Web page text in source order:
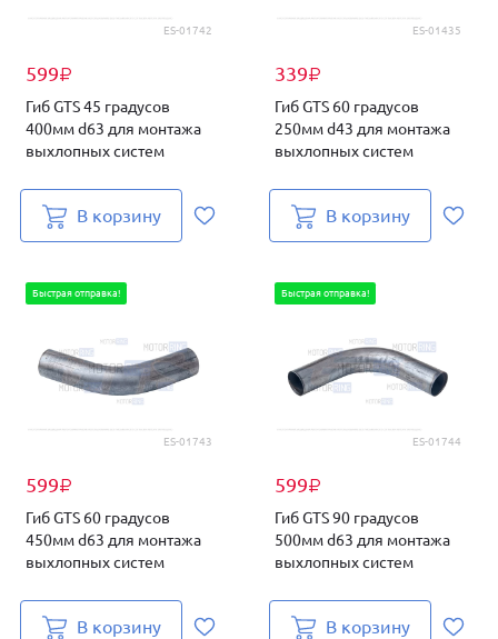
ES-01742
599₽
Гиб GTS 45 градусов
400мм d63 для монтажа
выхлопных систем
В корзину
ES-01435
339₽
Гиб GTS 60 градусов
250мм d43 для монтажа
выхлопных систем
В корзину
ES-01743
599₽
Быстрая отправка!
Гиб GTS 60 градусов
450мм d63 для монтажа
выхлопных систем
В корзину
ES-01744
599₽
Быстрая отправка!
Гиб GTS 90 градусов
500мм d63 для монтажа
выхлопных систем
В корзину